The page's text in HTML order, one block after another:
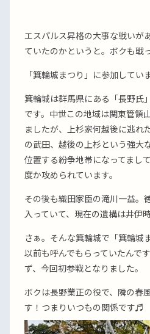
エスパルス昇格の大事な戦いが
ていたのかというと。ボクも戦
「箕輪城まつり」に参加してい
箕輪城は群馬県にある「長野氏
です。中世この地域は関東管領
ましたが、上杉家何越後に逃れ
の武田、越後の上杉という強大
位置する紛争地帯になってまし
度か攻められています。
その後も織田家臣の滝川一益。
入っていて、現在の遺構は井伊
さぁ。そんな箕輪城で「箕輪城
以前も呼んでもらっていたんで
ず、今回初参戦となりました。
ボクは長野業正の役で、隣の春
す！つまりいつもの関係です♬